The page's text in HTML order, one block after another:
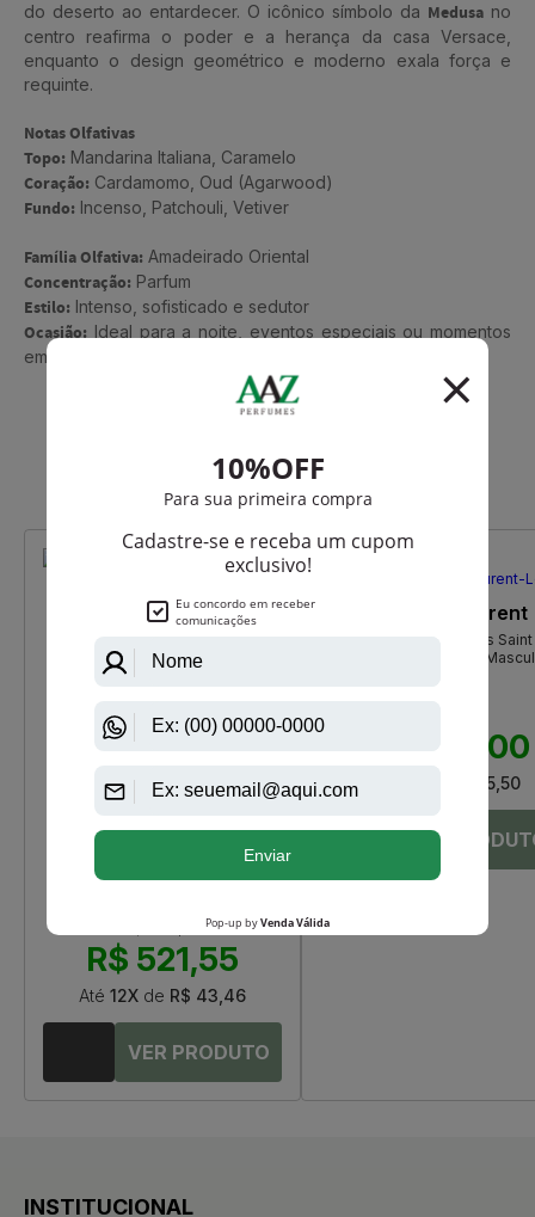
do deserto ao entardecer. O icônico símbolo da Medusa no
centro reafirma o poder e a herança da casa Versace,
enquanto o design geométrico e moderno exala força e
requinte.
Notas Olfativas
Topo: Mandarina Italiana, Caramelo
Coração: Cardamomo, Oud (Agarwood)
Fundo: Incenso, Patchouli, Vetiver
Família Olfativa: Amadeirado Oriental
Concentração: Parfum
Estilo: Intenso, sofisticado e sedutor
Ocasião: Ideal para a noite, eventos especiais ou momentos
em que o destaque é inevitável
Que viu, viu também
Paco Rabanne
Phantom Paco Rabanne Eau De
R$ 521,55
Até 12X de R$ 43,46
-R$ 324,00
Yves Saint Laurent
Y Le Parfum De Yves Saint
Laurent Eau De Parfum
R$ 1.026,00
R$ 85,50
INSTITUCIONAL